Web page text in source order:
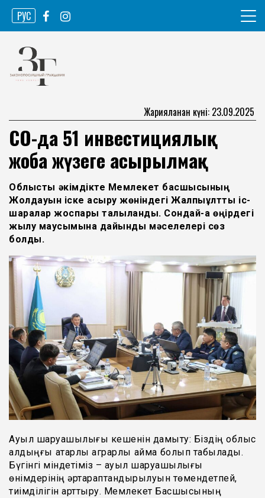
Skip
content
РУС
Законопослушный гражданин
Жарияланған күні: 23.09.2025
СҚО-да 51 инвестициялық
жоба жүзеге асырылмақ
Облыстық әкімдікте Мемлекет басшысының
Жолдауын іске асыру жөніндегі Жалпыұлттық іс-
шаралар жоспары талқыланды. Сондай-ақ өңірдегі
жылу маусымына дайындық мәселелері сөз
болды.
Ауыл шаруашылығы кешенін дамыту: Біздің облыс
алдыңғы қатарлы аграрлық аймақ болып табылады.
Бүгінгі міндетіміз – ауыл шаруашылығы
өнімдерінің әртараптандырылуын төмендетпей,
тиімділігін арттыру. Мемлекет Басшысының